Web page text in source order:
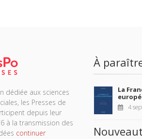
dédiée aux sciences
les Presses de
depuis leur
à la transmission des
continuer
À
La
4